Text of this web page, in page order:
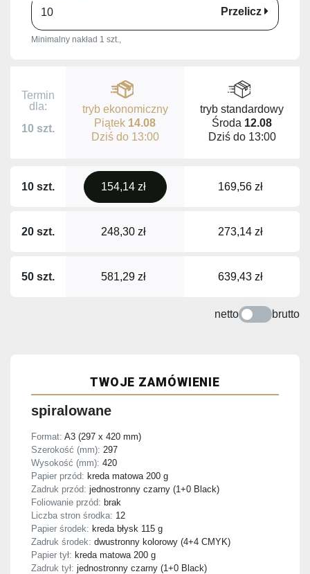
Przelicz
Minimalny nakład 1 szt.,
Termin
dla:
10 szt.
tryb ekonomiczny
Piątek 14.08
Dziś do 13:00
tryb standardowy
Środa 12.08
Dziś do 13:00
10 szt. 154,14 zł 169,56 zł
20 szt. 248,30 zł 273,14 zł
50 szt. 581,29 zł 639,43 zł
netto brutto
TWOJE ZAMÓWIENIE
spiralowane
Format: A3 (297 x 420 mm)
Szerokość (mm): 297
Wysokość (mm): 420
Papier przód: kreda matowa 200 g
Zadruk przód: jednostronny czarny (1+0 Black)
Foliowanie przód: brak
Liczba stron środka: 12
Papier środek: kreda błysk 115 g
Zadruk środek: dwustronny kolorowy (4+4 CMYK)
Papier tył: kreda matowa 200 g
Zadruk tył: jednostronny czarny (1+0 Black)